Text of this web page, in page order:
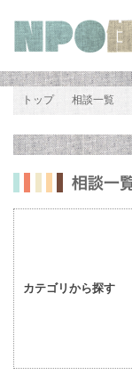
トップ 相談一覧
カテゴリから探す